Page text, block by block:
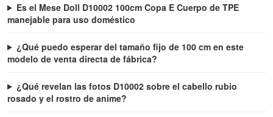
Es el Mese Doll D10002 100cm Copa E Cuerpo de TPE
manejable para uso doméstico
¿Qué puedo esperar del tamaño fijo de 100 cm en este
modelo de venta directa de fábrica?
¿Qué revelan las fotos D10002 sobre el cabello rubio
rosado y el rostro de anime?